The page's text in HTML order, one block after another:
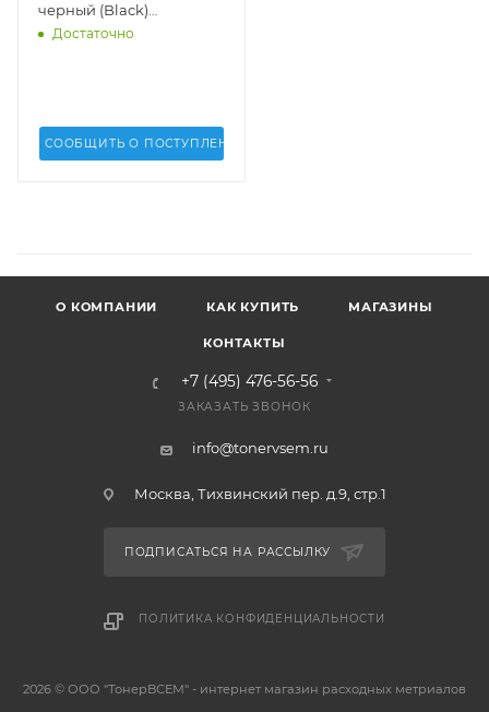
черный (Black)
универсальный (850 г.)
Достаточно
СООБЩИТЬ О ПОСТУПЛЕНИИ
О КОМПАНИИ КАК КУПИТЬ МАГАЗИНЫ
КОНТАКТЫ
+7 (495) 476-56-56
ЗАКАЗАТЬ ЗВОНОК
info@tonervsem.ru
Москва, Тихвинский пер. д.9, стр.1
ПОДПИСАТЬСЯ НА РАССЫЛКУ
ПОЛИТИКА КОНФИДЕНЦИАЛЬНОСТИ
2026 © ООО "ТонерВСЕМ" - интернет магазин расходных метриалов